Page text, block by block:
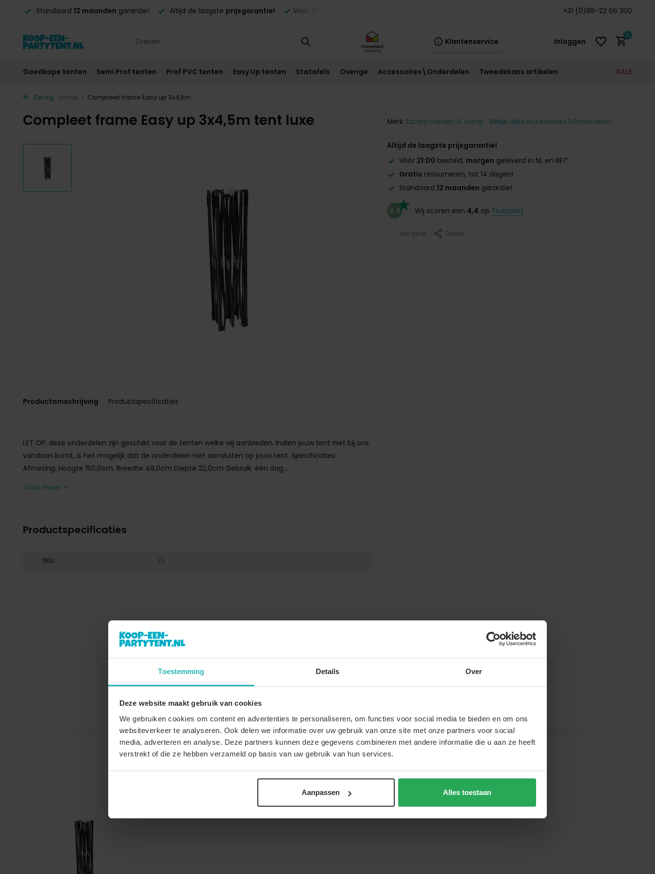
Toestemming Details Over
Deze website maakt gebruik van cookies
We gebruiken cookies om content en advertenties te personaliseren, om functies voor social media te bieden en om ons
websiteverkeer te analyseren. Ook delen we informatie over uw gebruik van onze site met onze partners voor social
media, adverteren en analyse. Deze partners kunnen deze gegevens combineren met andere informatie die u aan ze heeft
verstrekt of die ze hebben verzameld op basis van uw gebruik van hun services.
Aanpassen Alles toestaan
Standaard 12 maanden garantie! Altijd de laagste prijsgarantie! Vóór garantie!
+31 (0)88-22 66 300
Klantenservice Inloggen
21:00
morgen
Account aanmaken
0
Goedkope tenten Semi Prof tenten Prof PVC tenten Easy Up tenten Statafels Overige Accessoires\Onderdelen Tweedekans artikelen SALE
Terug Home Compleet frame Easy up 3x4,5m ...
Compleet frame Easy up 3x4,5m tent luxe
Productomschrijving Productspecificaties
LET OP; deze onderdelen zijn geschikt voor de tenten welke wij aanbieden. Indien jouw tent niet bij ons
vandaan komt, is het mogelijk dat de onderdelen niet aansluiten op jouw tent. Specificaties:
Afmeting: Hoogte 150,0cm, Breedte 49,0cm Diepte 22,0cm Gebruik: één dag...
Toon meer
Productspecificaties
SKU 23
Merk: Lizzely Garden & Living Bekijk alles Accessoires\Onderdelen
Altijd de laagste prijsgarantie!
Vóór 21:00 besteld, morgen geleverd in NL en BE!*
Gratis retourneren, tot 14 dagen!
Standaard 12 maanden garantie!
4,4 Wij scoren een 4,4 op Trustpilot
Vergelijk Delen
Recent door jou bekeken